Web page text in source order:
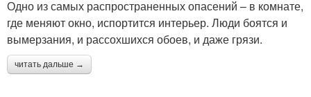
Одно из самых распространенных опасений – в комнате,
где меняют окно, испортится интерьер. Люди боятся и
вымерзания, и рассохшихся обоев, и даже грязи.
читать дальше →